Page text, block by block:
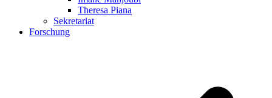
Theresa Piana
Sekretariat
Forschung